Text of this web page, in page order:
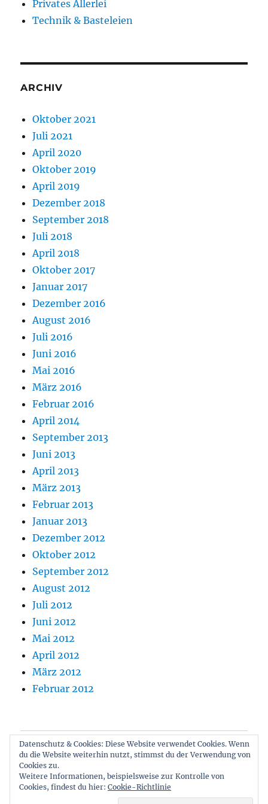
Privates Allerlei
Technik & Basteleien
ARCHIV
Oktober 2021
Juli 2021
April 2020
Oktober 2019
April 2019
Dezember 2018
September 2018
Juli 2018
April 2018
Oktober 2017
Januar 2017
Dezember 2016
August 2016
Juli 2016
Juni 2016
Mai 2016
März 2016
Februar 2016
April 2014
September 2013
Juni 2013
April 2013
März 2013
Februar 2013
Januar 2013
Dezember 2012
Oktober 2012
September 2012
August 2012
Juli 2012
Juni 2012
Mai 2012
April 2012
März 2012
Februar 2012
Blog
Über Mich & Kontakt
Datenschutz & Cookies: Diese Website verwendet Cookies. Wenn
du die Website weiterhin nutzt, stimmst du der Verwendung von
Cookies zu.
Weitere Informationen, beispielsweise zur Kontrolle von
Cookies, findest du hier: Cookie-Richtlinie